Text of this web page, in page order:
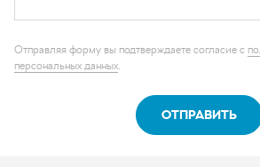
Каталог запчастей